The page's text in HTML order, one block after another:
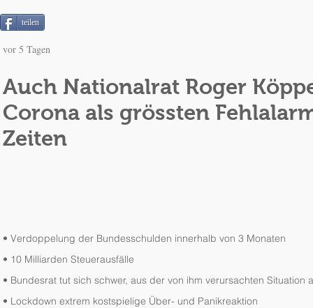
vor 5 Tagen
Auch Nationalrat Roger
Corona als grössten
Zeiten
• Verdoppelung der Bundesschulden innerhalb von 3 Monaten
• 10 Milliarden Steuerausfälle
• Bundesrat tut sich schwer, aus der von ihm verursachten Situation
• Lockdown extrem kostspielige Über- und Panikreaktion
teilen